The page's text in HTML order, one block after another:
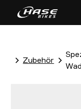
Zubehör